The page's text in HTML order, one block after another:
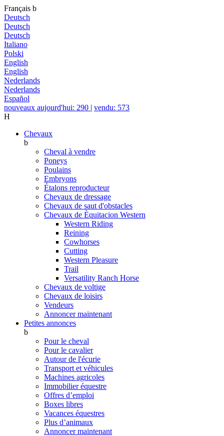
Français b
Deutsch
Deutsch
Deutsch
Italiano
Polski
English
English
Nederlands
Nederlands
Español
nouveaux aujourd'hui: 290 | vendu: 573
H
Chevaux
b
Cheval à vendre
Poneys
Poulains
Embryons
Étalons reproducteur
Chevaux de dressage
Chevaux de saut d'obstacles
Chevaux de Èquitacion Western
Western Riding
Reining
Cowhorses
Cutting
Western Pleasure
Trail
Versatility Ranch Horse
Chevaux de voltige
Chevaux de loisirs
Vendeurs
Annoncer maintenant
Petites annonces
b
Pour le cheval
Pour le cavalier
Autour de l'écurie
Transport et véhicules
Machines agricoles
Immobilier équestre
Offres d’emploi
Boxes libres
Vacances équestres
Plus d’animaux
Annoncer maintenant